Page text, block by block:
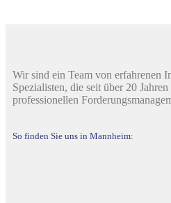
Wir sind ein Team von erfahrenen
Spezialisten, die seit über 20
professionellen
So finden Sie uns in Mannheim: